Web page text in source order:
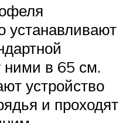
устанавливают
ними в 65 см.
устройство
и проходят